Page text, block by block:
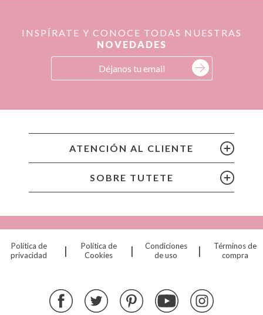
INSPÍRATE Y CONOCE TODAS NUESTRAS
NOVEDADES
ATENCIÓN AL CLIENTE
SOBRE TUTETE
Política de
privacidad
|
Política de
Cookies
|
Condiciones
de uso
|
Términos de
compra